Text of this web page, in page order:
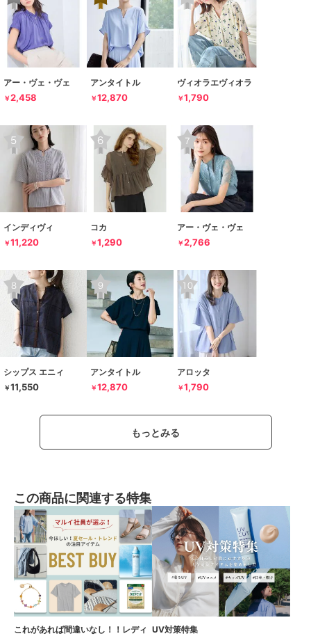
アー・ヴェ・ヴェ
￥2,458
アンタイトル
￥12,870
ヴィオラエヴィオラ
￥1,790
インディヴィ
￥11,220
コカ
￥1,290
アー・ヴェ・ヴェ
￥2,766
シップス エニィ
￥11,550
アンタイトル
￥12,870
アロッタ
￥1,790
もっとみる
この商品に関連する特集
これがあれば間違いなし！！レディ UV対策特集